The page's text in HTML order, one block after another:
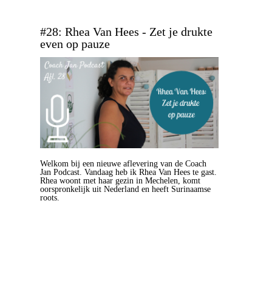
#28: Rhea Van Hees - Zet je drukte
even op pauze
Welkom bij een nieuwe aflevering van de Coach
Jan Podcast. Vandaag heb ik Rhea Van Hees te gast.
Rhea woont met haar gezin in Mechelen, komt
oorspronkelijk uit Nederland en heeft Surinaamse
roots.